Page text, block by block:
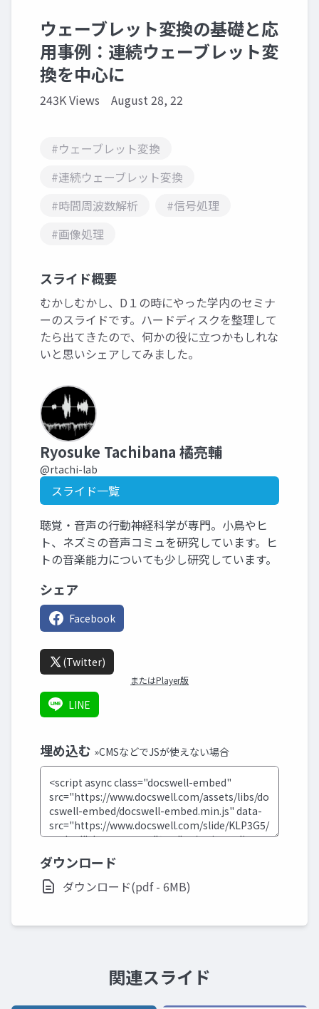
ウェーブレット変換の基礎と応
用事例：連続ウェーブレット変
換を中心に
243K Views August 28, 22
#ウェーブレット変換
#連続ウェーブレット変換
#時間周波数解析
#信号処理
#画像処理
スライド概要
むかしむかし、D１の時にやった学内のセミナ
ーのスライドです。ハードディスクを整理して
たら出てきたので、何かの役に立つかもしれな
いと思いシェアしてみました。
Ryosuke Tachibana 橘亮輔
@rtachi-lab
スライド一覧
聴覚・音声の行動神経科学が専門。小鳥やヒ
ト、ネズミの音声コミュを研究しています。ヒ
トの音楽能力についても少し研究しています。
シェア
Facebook
(Twitter)
またはPlayer版
LINE
埋め込む »CMSなどでJSが使えない場合
ダウンロード
ダウンロード(pdf - 6MB)
関連スライド